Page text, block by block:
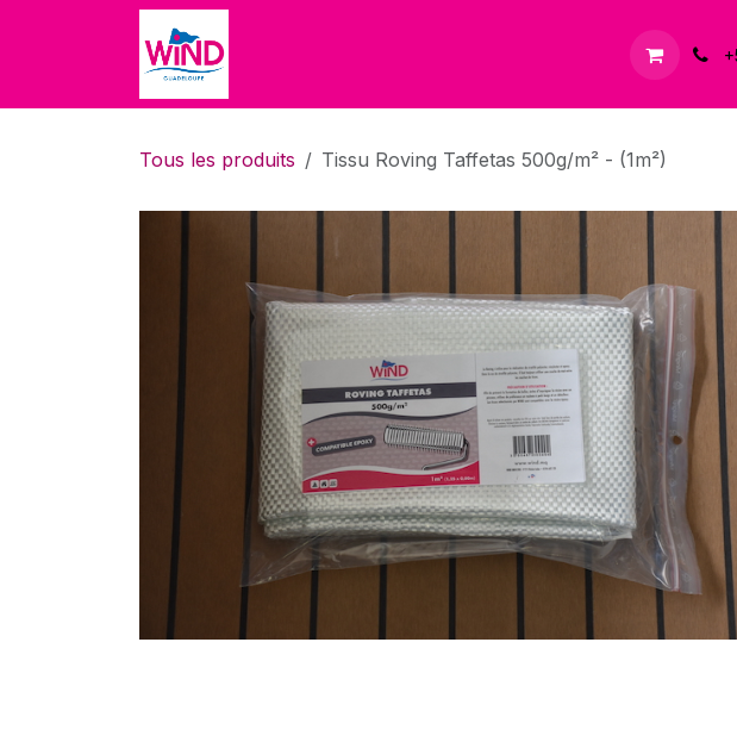
Se rendre au contenu
Tous les produits Tissu Roving Taffetas 500g/m² - (1m²)